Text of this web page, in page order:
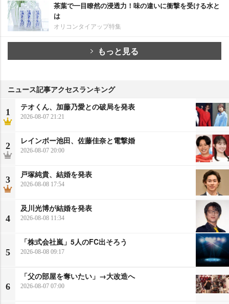
茶葉で一目瞭然の浸透力！味の違いに衝撃を受ける水と
は
オリコンタイアップ特集
もっと見る
ニュース記事アクセスランキング
1
テオくん、加藤乃愛との破局を発表
2026-08-07 21:21
2
レインボー池田、佐藤佳奈と電撃婚
2026-08-07 20:00
3
戸塚純貴、結婚を発表
2026-08-08 17:54
4
及川光博が結婚を発表
2026-08-08 11:34
5
「株式会社嵐」5人のFC出そろう
2026-08-08 09:17
6
「父の部屋を奪いたい」→大改造へ
2026-08-07 07:00